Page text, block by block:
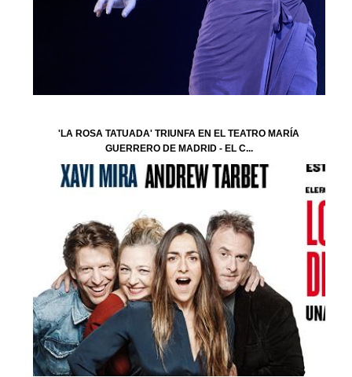
'LA ROSA TATUADA' TRIUNFA EN EL TEATRO MARÍA
GUERRERO DE MADRID - EL C...